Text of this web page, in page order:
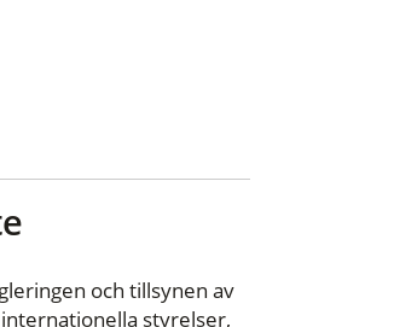
och tillsynen av
styrelser,